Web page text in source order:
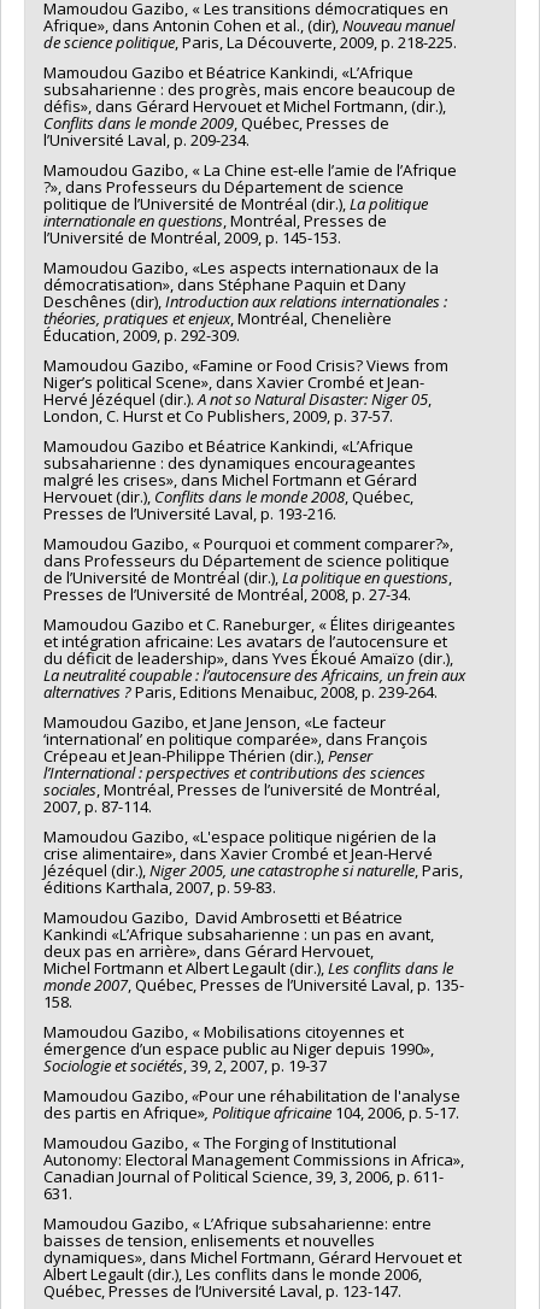
Mamoudou Gazibo, « Les transitions démocratiques en
Afrique», dans Antonin Cohen et al., (dir),Nouveau manuel
de science politique, Paris, La Découverte, 2009, p. 218-225.
Mamoudou Gazibo et Béatrice Kankindi, «L’Afrique
subsaharienne : des progrès, mais encore beaucoup de
défis», dans Gérard Hervouet et Michel Fortmann, (dir.),
Conflits dans le monde 2009, Québec, Presses de
l’Université Laval, p. 209-234.
Mamoudou Gazibo, « La Chine est-elle l’amie de l’Afrique
?», dans Professeurs du Département de science
politique de l’Université de Montréal (dir.),La politique
internationale en questions, Montréal, Presses de
l’Université de Montréal, 2009, p. 145-153.
Mamoudou Gazibo, «Les aspects internationaux de la
démocratisation», dans Stéphane Paquin et Dany
Deschênes (dir),Introduction aux relations internationales :
théories, pratiques et enjeux, Montréal, Chenelière
Éducation, 2009, p. 292-309.
Mamoudou Gazibo, «Famine or Food Crisis? Views from
Niger’s political Scene», dans Xavier Crombé et Jean-
Hervé Jézéquel (dir.).A not so Natural Disaster: Niger 05,
London, C. Hurst et Co Publishers, 2009, p. 37-57.
Mamoudou Gazibo et Béatrice Kankindi, «L’Afrique
subsaharienne : des dynamiques encourageantes
malgré les crises», dans Michel Fortmann et Gérard
Hervouet (dir.), Conflits dans le monde 2008, Québec,
Presses de l’Université Laval, p. 193-216.
Mamoudou Gazibo, « Pourquoi et comment comparer?»,
dans Professeurs du Département de science politique
de l’Université de Montréal (dir.),La politique en questions,
Presses de l’Université de Montréal, 2008, p. 27-34.
Mamoudou Gazibo et C. Raneburger, « Élites dirigeantes
et intégration africaine: Les avatars de l’autocensure et
du déficit de leadership», dans Yves Ékoué Amaïzo (dir.),
La neutralité coupable : l’autocensure des Africains, un frein aux
alternatives ?Paris, Editions Menaibuc, 2008, p. 239-264.
Mamoudou Gazibo, et Jane Jenson, «Le facteur
‘international’ en politique comparée», dans François
Crépeau et Jean-Philippe Thérien (dir.),Penser
l’International : perspectives et contributions des sciences
sociales, Montréal, Presses de l’université de Montréal,
2007, p. 87-114.
Mamoudou Gazibo, «L'espace politique nigérien de la
crise alimentaire», dans Xavier Crombé et Jean-Hervé
Jézéquel (dir.),Niger 2005, une catastrophe si naturelle, Paris,
éditions Karthala, 2007, p. 59-83.
Mamoudou Gazibo, David Ambrosetti et Béatrice
Kankindi «L’Afrique subsaharienne : un pas en avant,
deux pas en arrière», dans Gérard Hervouet,
Michel Fortmann et Albert Legault (dir.),Les conflits dans le
monde 2007, Québec, Presses de l’Université Laval, p. 135-
158.
Mamoudou Gazibo, « Mobilisations citoyennes et
émergence d’un espace public au Niger depuis 1990»,
Sociologie et sociétés, 39, 2, 2007, p. 19-37
Mamoudou Gazibo,«Pour une réhabilitation de l'analyse
des partis en Afrique», Politique africaine 104, 2006, p. 5-17.
Mamoudou Gazibo, « The Forging of Institutional
Autonomy: Electoral Management Commissions in Africa»,
Canadian Journal of Political Science, 39, 3, 2006, p. 611-
631.
Mamoudou Gazibo, « L’Afrique subsaharienne: entre
baisses de tension, enlisements et nouvelles
dynamiques», dans Michel Fortmann, Gérard Hervouet et
Albert Legault (dir.), Les conflits dans le monde 2006,
Québec, Presses de l’Université Laval, p. 123-147.